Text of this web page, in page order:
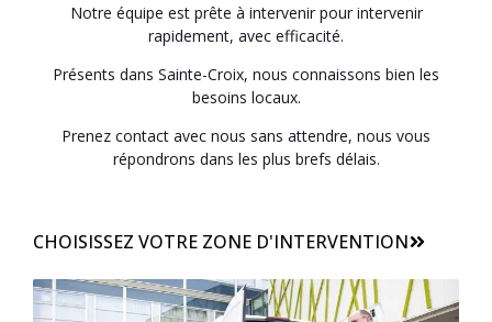
Notre équipe est prête à intervenir pour intervenir
rapidement, avec efficacité.
Présents dans Sainte-Croix, nous connaissons bien les
besoins locaux.
Prenez contact avec nous sans attendre, nous vous
répondrons dans les plus brefs délais.
CHOISISSEZ VOTRE ZONE D'INTERVENTION